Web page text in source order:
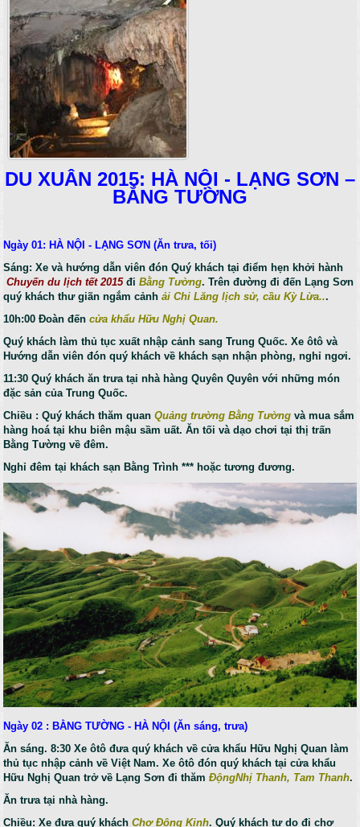
DU XUÂN 2015: HÀ NỘI - LẠNG SƠN –
BẮNG TƯỜNG
Ngày 01: HÀ NỘI - LẠNG SƠN (Ăn trưa, tối)
Sáng:Xe và hướng dẫn viên đón Quý khách tại điểm hẹn khởi hành
Chuyến du lịch tết 2015đi Bằng Tường. Trên đường đi đến Lạng Sơn
quý khách thư giãn ngắm cảnhải Chi Lăng lịch sử, cầu Kỳ Lừa...
10h:00 Đoàn đếncửa khẩu Hữu Nghị Quan.
Quý khách làm thủ tục xuất nhập cảnh sang Trung Quốc. Xe ôtô và
Hướng dẫn viên đón quý khách về khách sạn nhận phòng, nghỉ ngơi.
11:30 Quý khách ăn trưa tại nhà hàng Quyên Quyên với những món
đặc sản của Trung Quốc.
Chiều : Quý khách thăm quanQuảng trường Bằng Tường và mua sắm
hàng hoá tại khu biên mậu sầm uất. Ăn tối và dạo chơi tại thị trấn
Bằng Tường về đêm.
Nghỉ đêm tại khách sạn Bằng Trình *** hoặc tương đương.
Ngày 02 : BẰNG TƯỜNG - HÀ NỘI (Ăn sáng, trưa)
Ăn sáng. 8:30 Xe ôtô đưa quý khách về cửa khẩu Hữu Nghị Quan làm
thủ tục nhập cảnh về Việt Nam. Xe ôtô đón quý khách tại cửa khẩu
Hữu Nghị Quan trở về Lạng Sơn đi thămĐộngNhị Thanh, Tam Thanh.
Ăn trưa tại nhà hàng.
Chiều: Xe đưa quý kháchChợ Đông Kinh. Quý khách tự do đi chợ